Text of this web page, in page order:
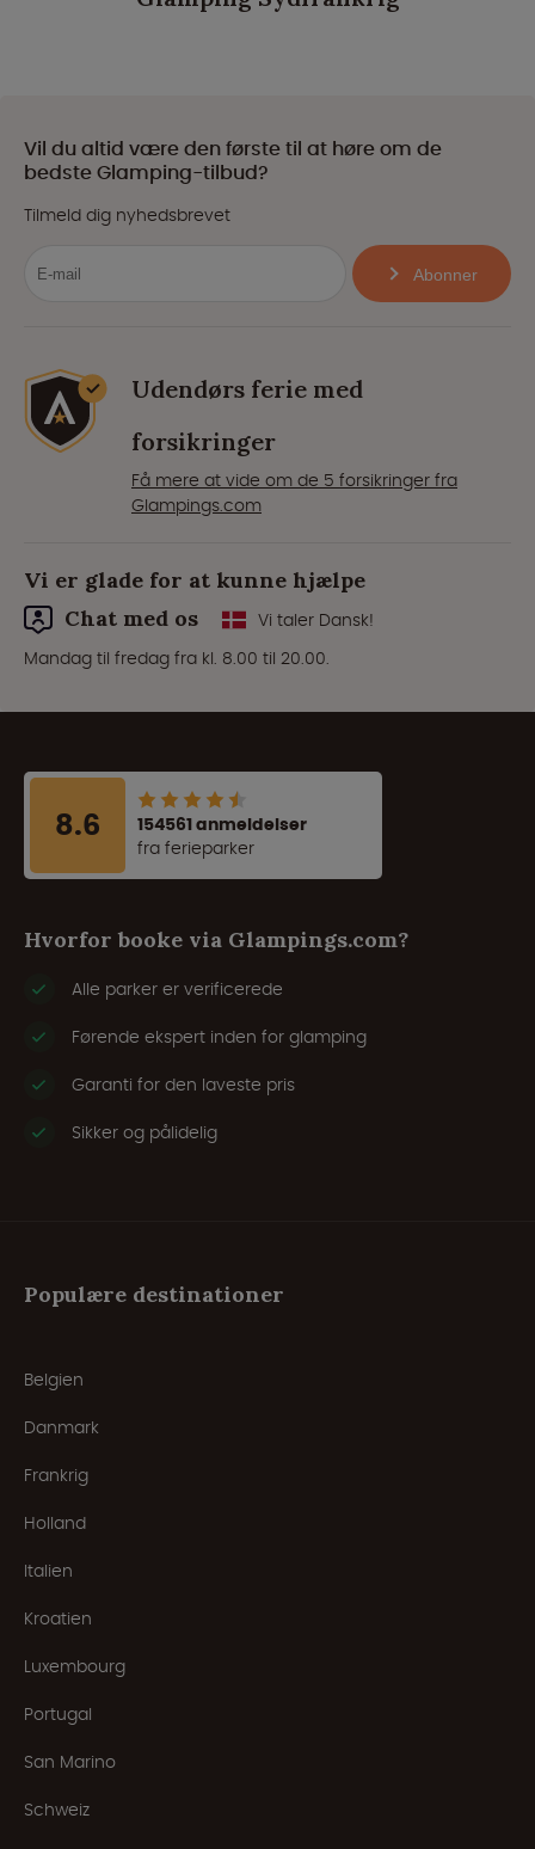
Vil du altid være den første til at høre om de
bedste Glamping-tilbud?
Tilmeld dig nyhedsbrevet
Abonner
Udendørs ferie med
forsikringer
Få mere at vide om de 5 forsikringer fra
Glampings.com
Vi er glade for at kunne hjælpe
Chat med os
Vi taler Dansk!
Mandag til fredag fra kl. 8.00 til 20.00.
8.6
154561 anmeldelser
fra ferieparker
Hvorfor booke via Glampings.com?
Alle parker er verificerede
Førende ekspert inden for glamping
Garanti for den laveste pris
Sikker og pålidelig
Populære destinationer
Belgien
Danmark
Frankrig
Holland
Italien
Kroatien
Luxembourg
Portugal
San Marino
Schweiz